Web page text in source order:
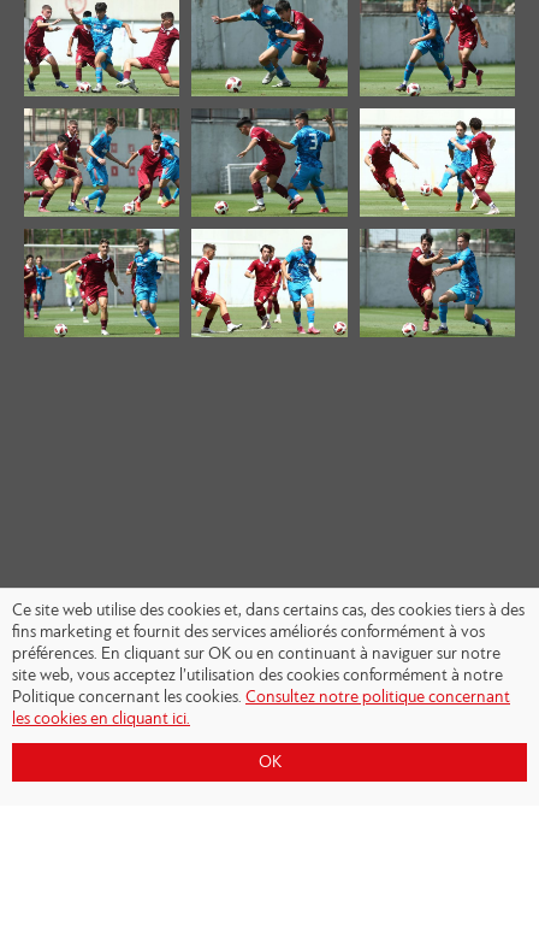
Ce site web utilise des cookies et, dans certains cas, des cookies tiers à des
fins marketing et fournit des services améliorés conformément à vos
préférences. En cliquant sur OK ou en continuant à naviguer sur notre
site web, vous acceptez l’utilisation des cookies conformément à notre
Politique concernant les cookies. Consultez notre politique concernant
les cookies en cliquant ici.
OK